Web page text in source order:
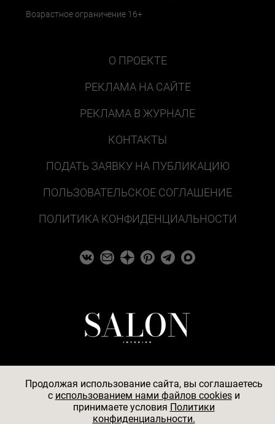
Возрастное ограничение 16+
О ПРОЕКТЕ
РЕКЛАМА НА САЙТЕ
РЕКЛАМА В ЖУРНАЛЕ
КОНТАКТЫ
ПОДАТЬ ЗАЯВКУ НА ПУБЛИКАЦИЮ
ПОЛЬЗОВАТЕЛЬСКОЕ СОГЛАШЕНИЕ
ПОЛИТИКА КОНФИДЕНЦИАЛЬНОСТИ
© 2026
АО «БКМ», ОГРН 1027739494584, ИНН 7705056238,
Продолжая использование сайта, вы соглашаетесь
c использованием нами файлов cookiesи
принимаете условия Политики
конфиденциальности.